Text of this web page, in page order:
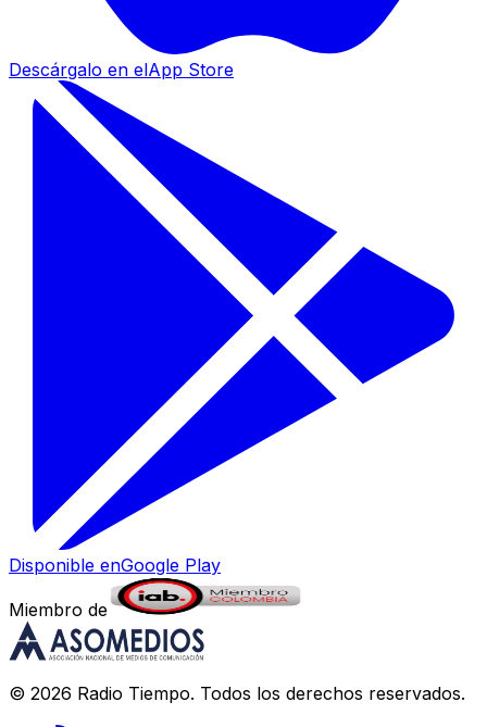
Descárgalo en elApp Store
Disponible enGoogle Play
Miembro de
© 2026 Radio Tiempo. Todos los derechos reservados.